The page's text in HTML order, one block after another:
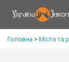
Головна > Міста та